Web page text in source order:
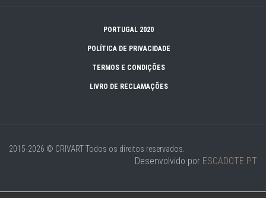
PORTUGAL 2020
POLÍTICA DE PRIVACIDADE
TERMOS E CONDIÇÕES
LIVRO DE RECLAMAÇÕES
2015-2026 © CRIVARTTodos os direitos reservados.
Desenvolvido por ESCADOTE.PT